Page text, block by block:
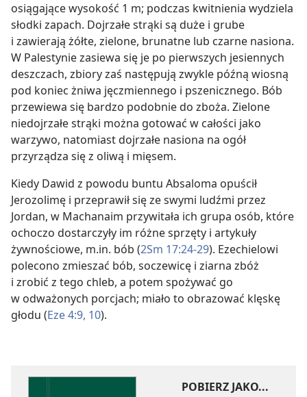
osiągające wysokość 1 m; podczas kwitnienia wydziela
słodki zapach. Dojrzałe strąki są duże i grube
i zawierają żółte, zielone, brunatne lub czarne nasiona.
W Palestynie zasiewa się je po pierwszych jesiennych
deszczach, zbiory zaś następują zwykle późną wiosną
pod koniec żniwa jęczmiennego i pszenicznego. Bób
przewiewa się bardzo podobnie do zboża. Zielone
niedojrzałe strąki można gotować w całości jako
warzywo, natomiast dojrzałe nasiona na ogół
przyrządza się z oliwą i mięsem.
Kiedy Dawid z powodu buntu Absaloma opuścił
Jerozolimę i przeprawił się ze swymi ludźmi przez
Jordan, w Machanaim przywitała ich grupa osób, które
ochoczo dostarczyły im różne sprzęty i artykuły
żywnościowe, m.in. bób (2Sm 17:24-29). Ezechielowi
polecono zmieszać bób, soczewicę i ziarna zbóż
i zrobić z tego chleb, a potem spożywać go
w odważonych porcjach; miało to obrazować klęskę
głodu (Eze 4:9, 10).
POBIERZ JAKO...